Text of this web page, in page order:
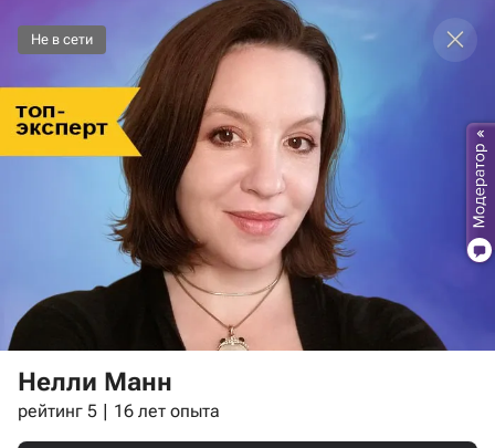
Не в сети
Нелли Манн
рейтинг 5 16 лет опыта